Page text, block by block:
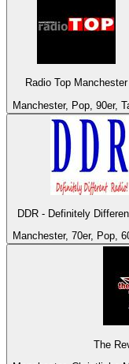
Radio Top Manchester
Manchester, Pop, 90er,
DDR - Definitely
Manchester, 70er, Pop,
The